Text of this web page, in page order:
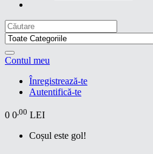
Contul meu
Înregistrează-te
Autentifică-te
0 0,00 LEI
Coșul este gol!